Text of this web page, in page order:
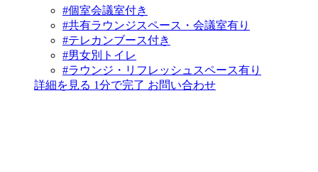
#個室会議室付き
#共有ラウンジスペース・会議室有り
#テレカンブース付き
#男女別トイレ
#ラウンジ・リフレッシュスペース有り
詳細を見る 1分で完了 お問い合わせ